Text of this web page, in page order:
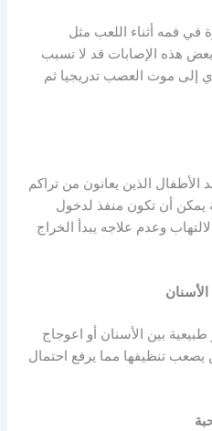
فمه أثناء اللعب مثل
هذه الإصابات قد لا تسبب
إلى موت العصب تدريجيا ثم
الأطفال الذين يعانون من تراكم
يمكن أن تكون منفذ لدخول
وعدم علاجه يبدأ الخراج
بين الأسنان أو اعوجاج
يصعب تنظيفها مما يرفع احتمال